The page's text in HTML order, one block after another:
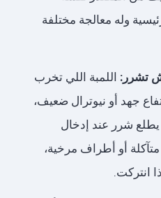
وله معالجة مختلفة
تشرر: اللمبة اللي تخرب
جهد أو نيوترال ضعيف،
شرر عند إدخال
أو أطراف مرخية،
انتركت.